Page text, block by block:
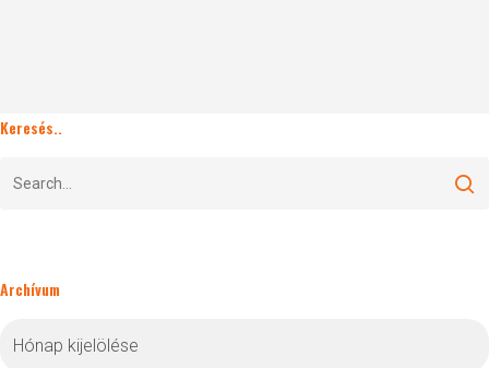
Keresés..
Archívum